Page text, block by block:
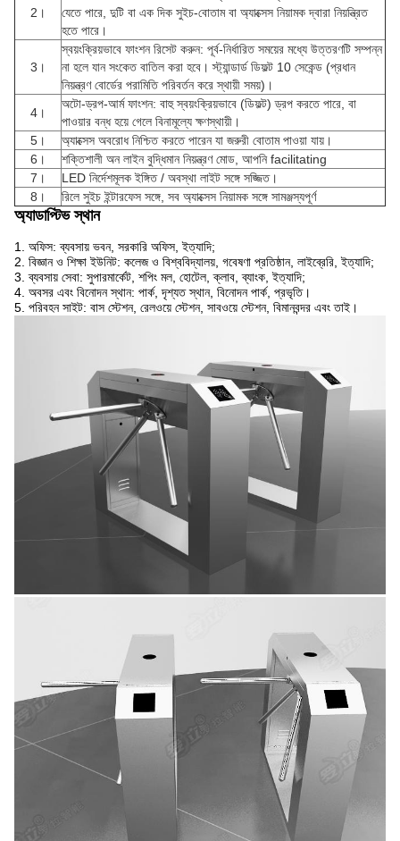
2।
যেতে পারে, দুটি বা এক দিক সুইচ-বোতাম বা অ্যাক্সেস নিয়ামক দ্বারা নিয়ন্ত্রিত
হতে পারে।
3।
স্বয়ংক্রিয়ভাবে ফাংশন রিসেট করুন: পূর্ব-নির্ধারিত সময়ের মধ্যে উত্তরণটি সম্পন্ন
না হলে যান সংকেত বাতিল করা হবে। স্ট্যান্ডার্ড ডিফল্ট 10 সেকেন্ড (প্রধান
নিয়ন্ত্রণ বোর্ডের পরামিতি পরিবর্তন করে স্থায়ী সময়)।
4।
অটো-ড্রপ-আর্ম ফাংশন: বাহু স্বয়ংক্রিয়ভাবে (ডিফল্ট) ড্রপ করতে পারে, বা
পাওয়ার বন্ধ হয়ে গেলে বিনামূল্যে ক্ষণস্থায়ী।
5।
অ্যাক্সেস অবরোধ নিশ্চিত করতে পারেন যা জরুরী বোতাম পাওয়া যায়।
6।
শক্তিশালী অন লাইন বুদ্ধিমান নিয়ন্ত্রণ মোড, আপনি facilitating
7।
LED নির্দেশমূলক ইঙ্গিত / অবস্থা লাইট সঙ্গে সজ্জিত।
8।
রিলে সুইচ ইন্টারফেস সঙ্গে, সব অ্যাক্সেস নিয়ামক সঙ্গে সামঞ্জস্যপূর্ণ
অ্যাডাপ্টিভ স্থান
1. অফিস: ব্যবসায় ভবন, সরকারি অফিস, ইত্যাদি;
2. বিজ্ঞান ও শিক্ষা ইউনিট: কলেজ ও বিশ্ববিদ্যালয়, গবেষণা প্রতিষ্ঠান, লাইব্রেরি, ইত্যাদি;
3. ব্যবসায় সেবা: সুপারমার্কেট, শপিং মল, হোটেল, ক্লাব, ব্যাংক, ইত্যাদি;
4. অবসর এবং বিনোদন স্থান: পার্ক, দৃশ্যত স্থান, বিনোদন পার্ক, প্রভৃতি।
5. পরিবহন সাইট: বাস স্টেশন, রেলওয়ে স্টেশন, সাবওয়ে স্টেশন, বিমানবন্দর এবং তাই।